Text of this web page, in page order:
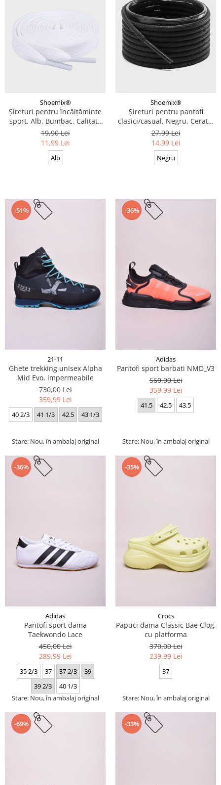
Shoemix®
Șireturi pentru încălțăminte
sport, Alb, Bumbac, Calitate
premium, 100 cm x 0.8 cm
19,90 Lei
11,99 Lei
Alb
Shoemix®
Șireturi pentru pantofi
clasici/casual, Negru, Cerate,
Calitate premium, 110 cm x
0.3 cm
27,99 Lei
14,99 Lei
Negru
-51%
21-11
Ghete trekking unisex Alpha
Mid Evo, impermeabile
730,00 Lei
359,99 Lei
40 2/3 41 1/3 42.5 43 1/3
Stare: Nou, în ambalaj original
-36%
Adidas
Pantofi sport barbati NMD_V3
560,00 Lei
359,99 Lei
41.5 42.5 43.5
Stare: Nou, în ambalaj original
-36%
Adidas
Pantofi sport dama
Taekwondo Lace
450,00 Lei
289,99 Lei
35 2/3 37 37 2/3
39
39 2/3
40 1/3
Stare: Nou, în ambalaj original
-35%
Crocs
Papuci dama Classic Bae Clog,
cu platforma
370,00 Lei
239,99 Lei
37
Stare: Nou, în ambalaj original
-69% -33%